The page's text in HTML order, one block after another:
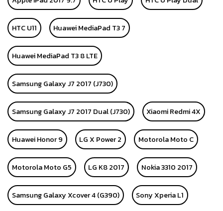
HTC U11 Huawei MediaPad T3 7
Huawei MediaPad T3 8 LTE
Samsung Galaxy J7 2017 (J730)
Samsung Galaxy J7 2017 Dual (J730) Xiaomi Redmi 4X
Huawei Honor 9 LG X Power 2 Motorola Moto C
Motorola Moto G5 LG K8 2017 Nokia 3310 2017
Samsung Galaxy Xcover 4 (G390) Sony Xperia L1